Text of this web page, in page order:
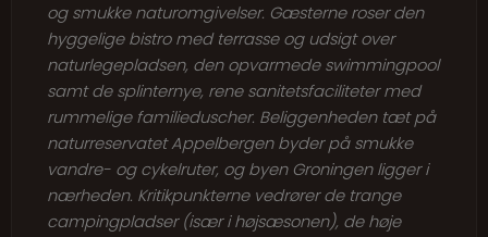
og smukke naturomgivelser. Gæsterne roser den
hyggelige bistro med terrasse og udsigt over
naturlegepladsen, den opvarmede swimmingpool
samt de splinternye, rene sanitetsfaciliteter med
rummelige familieduscher. Beliggenheden tæt på
naturreservatet Appelbergen byder på smukke
vandre- og cykelruter, og byen Groningen ligger i
nærheden. Kritikpunkterne vedrører de trange
campingpladser (især i højsæsonen), de høje